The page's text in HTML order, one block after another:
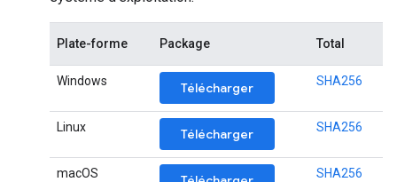
Plate-forme Package Total
Windows Télécharger SHA256
Linux Télécharger SHA256
macOS SHA256